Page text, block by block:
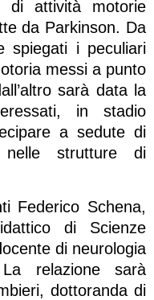
di attività motorie
da Parkinson. Da
spiegati i peculiari
messi a punto
sarà data la
in stadio
a sedute di
nelle strutture di
Federico Schena,
di Scienze
di neurologia
relazione sarà
dottoranda di